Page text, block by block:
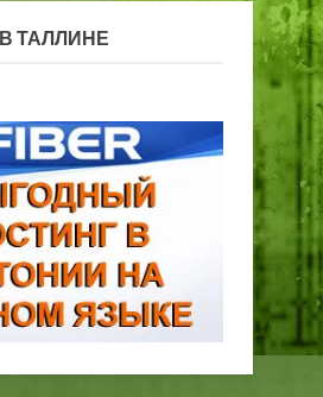
ТАЛЛИНЕ